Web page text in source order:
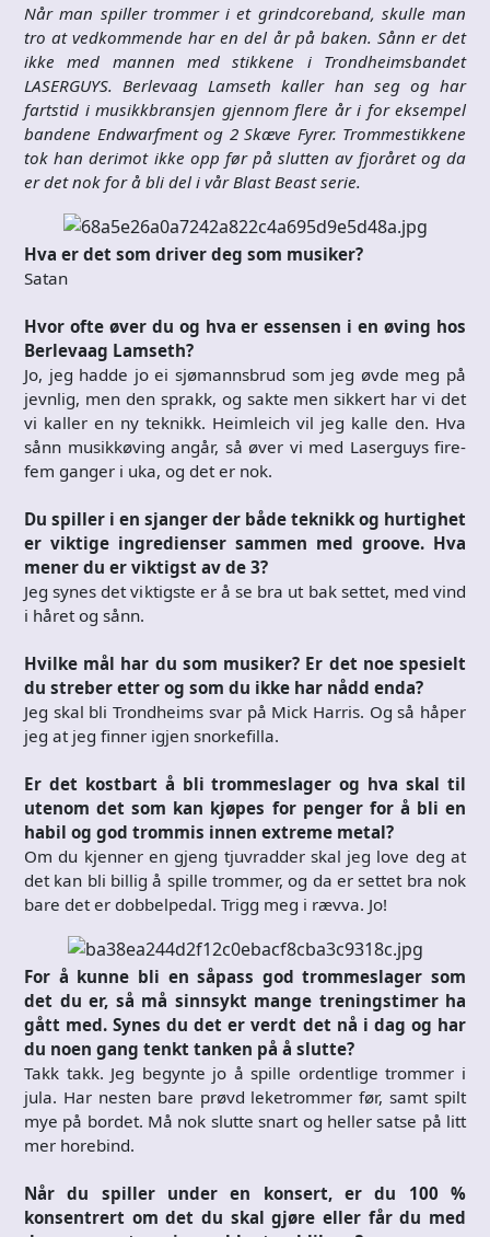
Når man spiller trommer i et grindcoreband, skulle man
tro at vedkommende har en del år på baken. Sånn er det
ikke med mannen med stikkene i Trondheimsbandet
LASERGUYS. Berlevaag Lamseth kaller han seg og har
fartstid i musikkbransjen gjennom flere år i for eksempel
bandene Endwarfment og 2 Skæve Fyrer. Trommestikkene
tok han derimot ikke opp før på slutten av fjoråret og da
er det nok for å bli del i vår Blast Beast serie.
Hva er det som driver deg som musiker?
Satan
Hvor ofte øver du og hva er essensen i en øving hos
Berlevaag Lamseth?
Jo, jeg hadde jo ei sjømannsbrud som jeg øvde meg på
jevnlig, men den sprakk, og sakte men sikkert har vi det
vi kaller en ny teknikk. Heimleich vil jeg kalle den. Hva
sånn musikkøving angår, så øver vi med Laserguys fire-
fem ganger i uka, og det er nok.
Du spiller i en sjanger der både teknikk og hurtighet
er viktige ingredienser sammen med groove. Hva
mener du er viktigst av de 3?
Jeg synes det viktigste er å se bra ut bak settet, med vind
i håret og sånn.
Hvilke mål har du som musiker? Er det noe spesielt
du streber etter og som du ikke har nådd enda?
Jeg skal bli Trondheims svar på Mick Harris. Og så håper
jeg at jeg finner igjen snorkefilla.
Er det kostbart å bli trommeslager og hva skal til
utenom det som kan kjøpes for penger for å bli en
habil og god trommis innen extreme metal?
Om du kjenner en gjeng tjuvradder skal jeg love deg at
det kan bli billig å spille trommer, og da er settet bra nok
bare det er dobbelpedal. Trigg meg i rævva. Jo!
For å kunne bli en såpass god trommeslager som
det du er, så må sinnsykt mange treningstimer ha
gått med. Synes du det er verdt det nå i dag og har
du noen gang tenkt tanken på å slutte?
Takk takk. Jeg begynte jo å spille ordentlige trommer i
jula. Har nesten bare prøvd leketrommer før, samt spilt
mye på bordet. Må nok slutte snart og heller satse på litt
mer horebind.
Når du spiller under en konsert, er du 100 %
konsentrert om det du skal gjøre eller får du med